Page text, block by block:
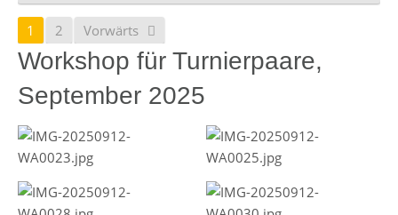
1 2 Vorwärts
Workshop für Turnierpaare,
September 2025